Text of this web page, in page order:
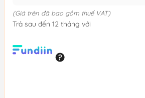
(Giá trên đã bao gồm thuế VAT)
Trả sau đến 12 tháng với